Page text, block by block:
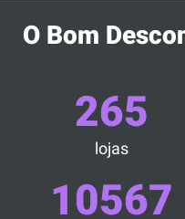
O Bom
265
lojas
10567